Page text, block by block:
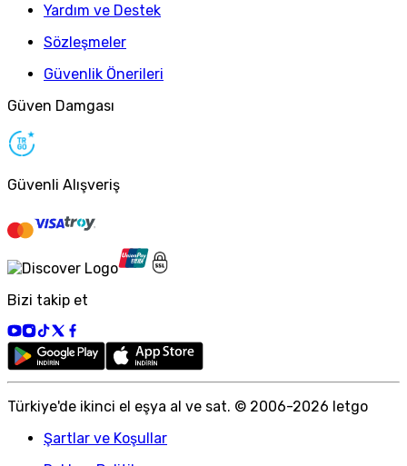
Yardım ve Destek
Sözleşmeler
Güvenlik Önerileri
Güven Damgası
Güvenli Alışveriş
Bizi takip et
Türkiye'de ikinci el eşya al ve sat. © 2006-2026 letgo
Şartlar ve Koşullar